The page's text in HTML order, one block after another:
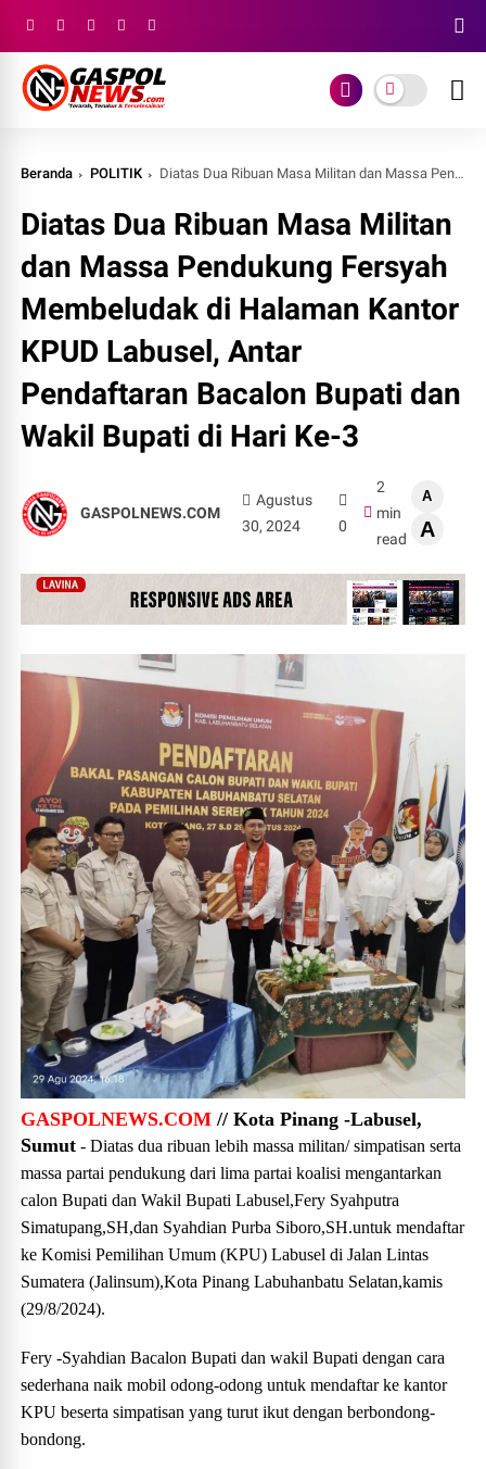
Beranda POLITIK Diatas Dua Ribuan Masa Militan dan Massa Pendukung Fersyah Membeludak di Halaman Kantor KPUD Labusel, Antar Pendaftaran Bacalon Bupati dan Wakil Bupati di Hari Ke-3
Diatas Dua Ribuan Masa Militan
dan Massa Pendukung Fersyah
Membeludak di Halaman Kantor
KPUD Labusel, Antar
Pendaftaran Bacalon Bupati dan
Wakil Bupati di Hari Ke-3
GASPOLNEWS.COM
Agustus
30, 2024
0
2
min
read
A
A
GASPOLNEWS.COM // Kota Pinang -Labusel,
Sumut - Diatas dua ribuan lebih massa militan/ simpatisan serta
massa partai pendukung dari lima partai koalisi mengantarkan
calon Bupati dan Wakil Bupati Labusel,Fery Syahputra
Simatupang,SH,dan Syahdian Purba Siboro,SH.untuk mendaftar
ke Komisi Pemilihan Umum (KPU) Labusel di Jalan Lintas
Sumatera (Jalinsum),Kota Pinang Labuhanbatu Selatan,kamis
(29/8/2024).
Fery -Syahdian Bacalon Bupati dan wakil Bupati dengan cara
sederhana naik mobil odong-odong untuk mendaftar ke kantor
KPU beserta simpatisan yang turut ikut dengan berbondong-
bondong.